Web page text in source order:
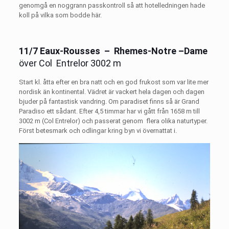
genomgå en noggrann passkontroll så att hotelledningen hade
koll på vilka som bodde här.
11/7 Eaux-Rousses – Rhemes-Notre –Dame
över Col Entrelor 3002 m
Start kl. åtta efter en bra natt och en god frukost som var lite mer
nordisk än kontinental. Vädret är vackert hela dagen och dagen
bjuder på fantastisk vandring. Om paradiset finns så är Grand
Paradiso ett sådant. Efter 4,5 timmar har vi gått från 1658 m till
3002 m (Col Entrelor) och passerat genom flera olika naturtyper.
Först betesmark och odlingar kring byn vi övernattat i.